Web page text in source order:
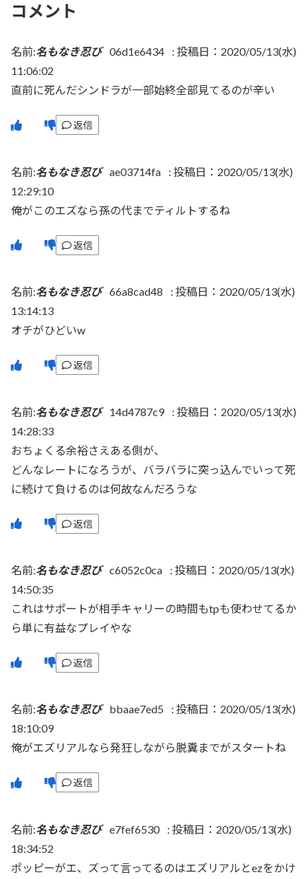
コメント
名前:名もなき忍び 06d1e6434 : 投稿日：2020/05/13(水)
11:06:02
直前に死んだシンドラが一部始終全部見てるのが辛い
返信
名前:名もなき忍び ae03714fa : 投稿日：2020/05/13(水)
12:29:10
俺がこのエズなら孫の代までティルトするね
返信
名前:名もなき忍び 66a8cad48 : 投稿日：2020/05/13(水)
13:14:13
オチがひどいw
返信
名前:名もなき忍び 14d4787c9 : 投稿日：2020/05/13(水)
14:28:33
おちょくる余裕さえある側が、
どんなレートになろうが、バラバラに突っ込んでいって死
に続けて負けるのは何故なんだろうな
返信
名前:名もなき忍び c6052c0ca : 投稿日：2020/05/13(水)
14:50:35
これはサポートが相手キャリーの時間もtpも使わせてるか
ら単に有益なプレイやな
返信
名前:名もなき忍び bbaae7ed5 : 投稿日：2020/05/13(水)
18:10:09
俺がエズリアルなら発狂しながら脱糞までがスタートね
返信
名前:名もなき忍び e7fef6530 : 投稿日：2020/05/13(水)
18:34:52
ポッピーがエ、ズって言ってるのはエズリアルとezをかけ